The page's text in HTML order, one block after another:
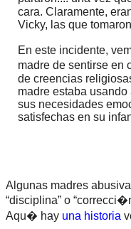
cara. Claramente,
Vicky, las que
En este incidente,
madre de sentirse en
de creencias
madre estaba
sus necesidades
satisfechas en su
Algunas madres
“disciplina” o
Aqu� hay una historia